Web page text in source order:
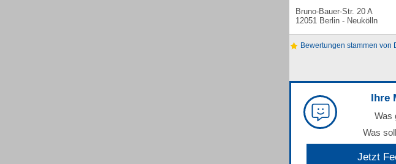
Bruno-Bauer-Str. 20 A
12051 Berlin - Neukölln
Bewertungen stammen von
Ihre
Was
Was
Jetzt